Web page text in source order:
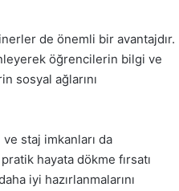
de önemli bir avantajdır.
öğrencilerin bilgi ve
sosyal ağlarını
staj imkanları da
hayata dökme fırsatı
iyi hazırlanmalarını